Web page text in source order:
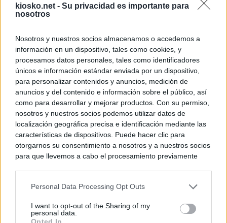
kiosko.net - Su privacidad es importante para
nosotros
Nosotros y nuestros socios almacenamos o accedemos a
información en un dispositivo, tales como cookies, y
procesamos datos personales, tales como identificadores
únicos e información estándar enviada por un dispositivo,
para personalizar contenidos y anuncios, medición de
anuncios y del contenido e información sobre el público, así
como para desarrollar y mejorar productos. Con su permiso,
nosotros y nuestros socios podemos utilizar datos de
localización geográfica precisa e identificación mediante las
características de dispositivos. Puede hacer clic para
otorgarnos su consentimiento a nosotros y a nuestros socios
para que llevemos a cabo el procesamiento previamente
negar su consentimiento. Tenga en cuenta que algún
de su consentimiento, pero usted tiene el derecho de
rechazar tal procesamiento. Sus preferencias se aplicarán
Personal Data Processing Opt Outs
I want to opt-out of the Sharing of my
personal data.
Opted In